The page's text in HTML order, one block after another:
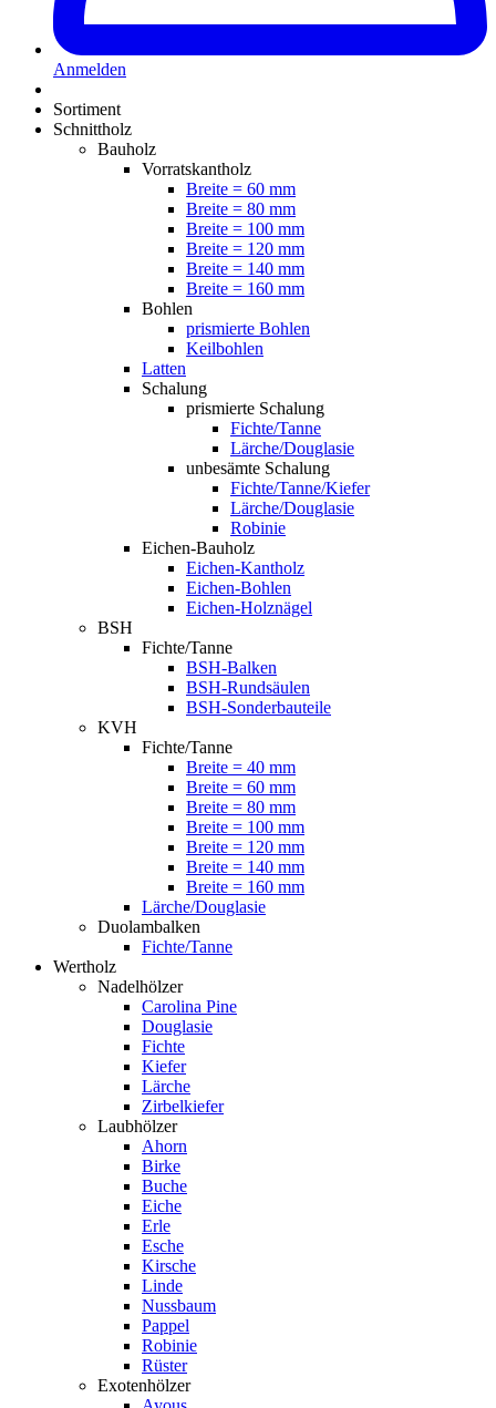
Anmelden
Sortiment
Schnittholz
Bauholz
Vorratskantholz
Breite = 60 mm
Breite = 80 mm
Breite = 100 mm
Breite = 120 mm
Breite = 140 mm
Breite = 160 mm
Bohlen
prismierte Bohlen
Keilbohlen
Latten
Schalung
prismierte Schalung
Fichte/Tanne
Lärche/Douglasie
unbesämte Schalung
Fichte/Tanne/Kiefer
Lärche/Douglasie
Robinie
Eichen-Bauholz
Eichen-Kantholz
Eichen-Bohlen
Eichen-Holznägel
BSH
Fichte/Tanne
BSH-Balken
BSH-Rundsäulen
BSH-Sonderbauteile
KVH
Fichte/Tanne
Breite = 40 mm
Breite = 60 mm
Breite = 80 mm
Breite = 100 mm
Breite = 120 mm
Breite = 140 mm
Breite = 160 mm
Lärche/Douglasie
Duolambalken
Fichte/Tanne
Wertholz
Nadelhölzer
Carolina Pine
Douglasie
Fichte
Kiefer
Lärche
Zirbelkiefer
Laubhölzer
Ahorn
Birke
Buche
Eiche
Erle
Esche
Kirsche
Linde
Nussbaum
Pappel
Robinie
Rüster
Exotenhölzer